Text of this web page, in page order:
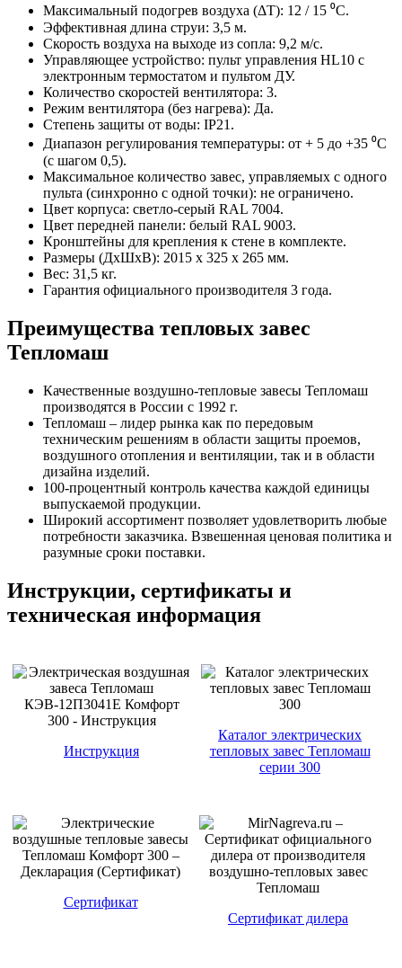
Максимальный подогрев воздуха (ΔT): 12 / 15 ⁰C.
Эффективная длина струи: 3,5 м.
Скорость воздуха на выходе из сопла: 9,2 м/с.
Управляющее устройство: пульт управления HL10 с
электронным термостатом и пультом ДУ.
Количество скоростей вентилятора: 3.
Режим вентилятора (без нагрева): Да.
Степень защиты от воды: IP21.
Диапазон регулирования температуры: от + 5 до +35 ⁰C
(с шагом 0,5).
Максимальное количество завес, управляемых с одного
пульта (синхронно с одной точки): не ограничено.
Цвет корпуса: светло-серый RAL 7004.
Цвет передней панели: белый RAL 9003.
Кронштейны для крепления к стене в комплекте.
Размеры (ДхШхВ): 2015 x 325 x 265 мм.
Вес: 31,5 кг.
Гарантия официального производителя 3 года.
Преимущества тепловых завес
Тепломаш
Качественные воздушно-тепловые завесы Тепломаш
производятся в России с 1992 г.
Тепломаш – лидер рынка как по передовым
техническим решениям в области защиты проемов,
воздушного отопления и вентиляции, так и в области
дизайна изделий.
100-процентный контроль качества каждой единицы
выпускаемой продукции.
Широкий ассортимент позволяет удовлетворить любые
потребности заказчика. Взвешенная ценовая политика и
разумные сроки поставки.
Инструкции, сертификаты и
техническая информация
Инструкция
Каталог электрических
тепловых завес Тепломаш
серии 300
Сертификат
Сертификат дилера